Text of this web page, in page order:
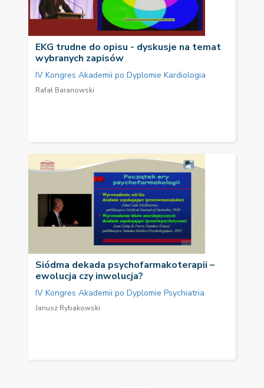
EKG trudne do opisu - dyskusje na temat
wybranych zapisów
IV Kongres Akademii po Dyplomie Kardiologia
Rafał Baranowski
Siódma dekada psychofarmakoterapii –
ewolucja czy inwolucja?
IV Kongres Akademii po Dyplomie Psychiatria
Janusz Rybakowski